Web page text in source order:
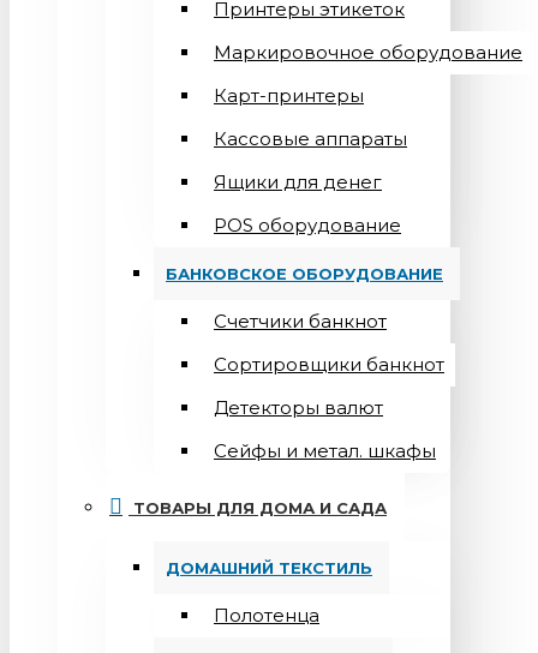
Принтеры этикеток
Маркировочное оборудование
Карт-принтеры
Кассовые аппараты
Ящики для денег
POS оборудование
БАНКОВСКОЕ ОБОРУДОВАНИЕ
Счетчики банкнот
Сортировщики банкнот
Детекторы валют
Сейфы и метал. шкафы
ТОВАРЫ ДЛЯ ДОМА И САДА
ДОМАШНИЙ ТЕКСТИЛЬ
Полотенца